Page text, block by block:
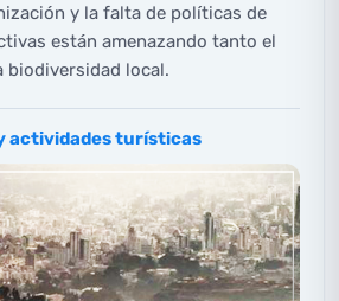
y la falta de políticas de
están amenazando tanto el
biodiversidad local.
actividades turísticas